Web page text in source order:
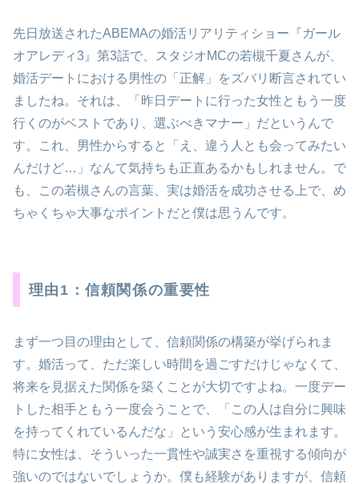
先日放送されたABEMAの婚活リアリティショー『ガール
オアレディ3』第3話で、スタジオMCの若槻千夏さんが、
婚活デートにおける男性の「正解」をズバリ断言されてい
ましたね。それは、「昨日デートに行った女性ともう一度
行くのがベストであり、選ぶべきマナー」だというんで
す。これ、男性からすると「え、違う人とも会ってみたい
んだけど…」なんて気持ちも正直あるかもしれません。で
も、この若槻さんの言葉、実は婚活を成功させる上で、め
ちゃくちゃ大事なポイントだと僕は思うんです。
理由1：信頼関係の重要性
まず一つ目の理由として、信頼関係の構築が挙げられま
す。婚活って、ただ楽しい時間を過ごすだけじゃなくて、
将来を見据えた関係を築くことが大切ですよね。一度デー
トした相手ともう一度会うことで、「この人は自分に興味
を持ってくれているんだな」という安心感が生まれます。
特に女性は、そういった一貫性や誠実さを重視する傾向が
強いのではないでしょうか。僕も経験がありますが、信頼